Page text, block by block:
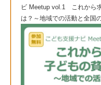
ビ Meetup vol.1 これから
は？～地域での活動と全国